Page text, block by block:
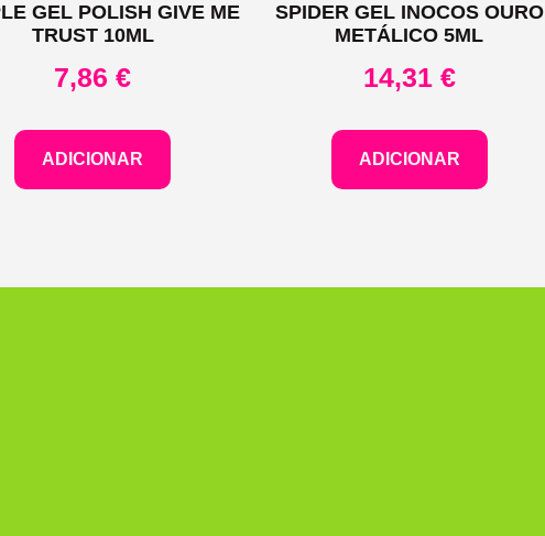
GEL POLISH GIVE ME
TRUST 10ML
7,86€
ADICIONAR
SPIDER GEL INOCOS OURO
METÁLICO 5ML
14,31 €
ADICIONAR